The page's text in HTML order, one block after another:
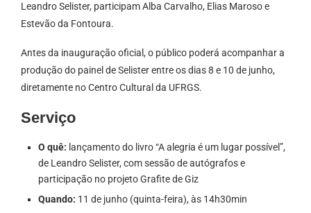
Leandro Selister, participam Alba Carvalho, Elias Maroso e
Estevão da Fontoura.
Antes da inauguração oficial, o público poderá acompanhar a
produção do painel de Selister entre os dias 8 e 10 de junho,
diretamente no Centro Cultural da UFRGS.
Serviço
O quê: lançamento do livro “A alegria é um lugar possível”,
de Leandro Selister, com sessão de autógrafos e
participação no projeto Grafite de Giz
Quando: 11 de junho (quinta-feira), às 14h30min